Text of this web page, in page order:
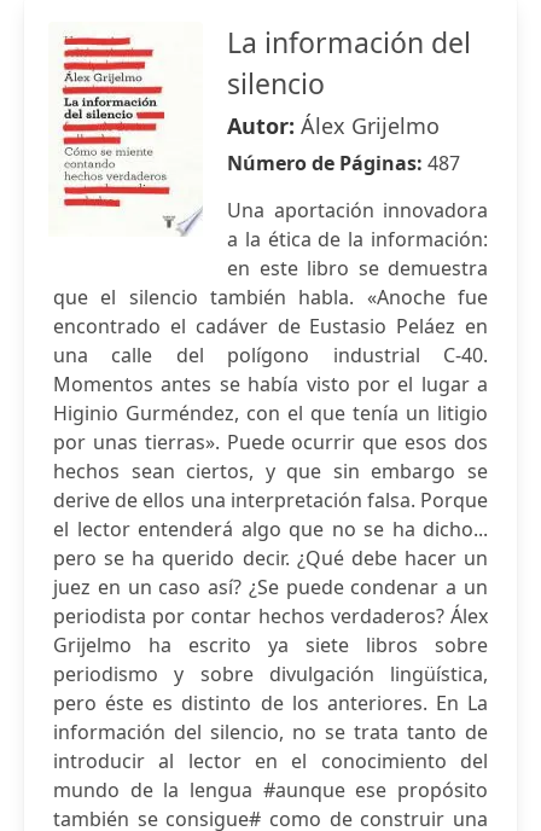
La información del
silencio
Autor: Álex Grijelmo
Número de Páginas: 487
Una aportación innovadora
a la ética de la información:
en este libro se demuestra
que el silencio también habla. «Anoche fue
encontrado el cadáver de Eustasio Peláez en
una calle del polígono industrial C-40.
Momentos antes se había visto por el lugar a
Higinio Gurméndez, con el que tenía un litigio
por unas tierras». Puede ocurrir que esos dos
hechos sean ciertos, y que sin embargo se
derive de ellos una interpretación falsa. Porque
el lector entenderá algo que no se ha dicho...
pero se ha querido decir. ¿Qué debe hacer un
juez en un caso así? ¿Se puede condenar a un
periodista por contar hechos verdaderos? Álex
Grijelmo ha escrito ya siete libros sobre
periodismo y sobre divulgación lingüística,
pero éste es distinto de los anteriores. En La
información del silencio, no se trata tanto de
introducir al lector en el conocimiento del
mundo de la lengua #aunque ese propósito
también se consigue# como de construir una